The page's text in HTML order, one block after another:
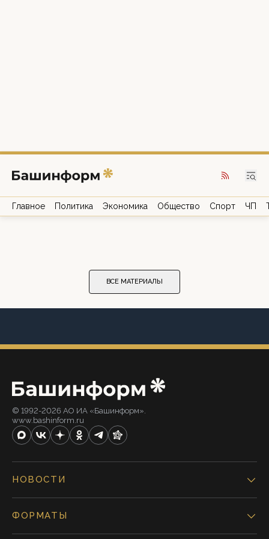
Главное Политика Экономика Общество Спорт ЧП
ВСЕ МАТЕРИАЛЫ
© 1992-2026 АО ИА «Башинформ».
www.bashinform.ru
НОВОСТИ
ФОРМАТЫ